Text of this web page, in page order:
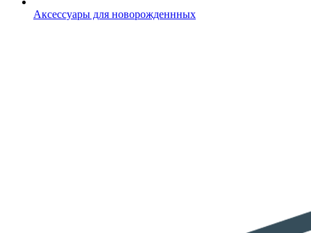
Аксессуары для новорожденнных